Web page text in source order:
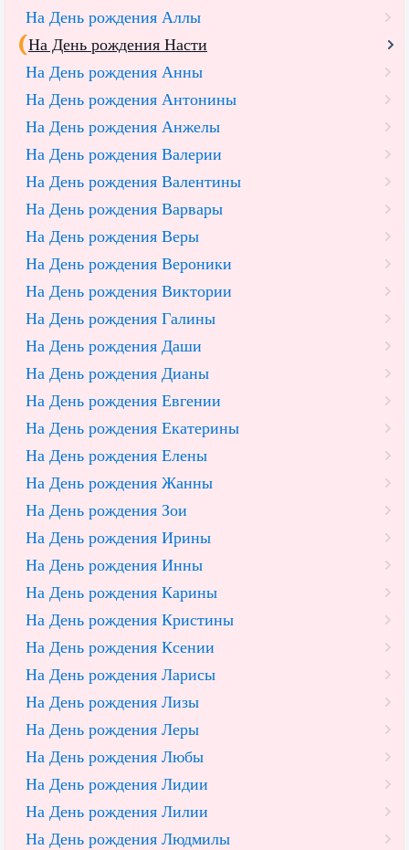
На День рождения Аллы
На День рождения Насти
На День рождения Анны
На День рождения Антонины
На День рождения Анжелы
На День рождения Валерии
На День рождения Валентины
На День рождения Варвары
На День рождения Веры
На День рождения Вероники
На День рождения Виктории
На День рождения Галины
На День рождения Даши
На День рождения Дианы
На День рождения Евгении
На День рождения Екатерины
На День рождения Елены
На День рождения Жанны
На День рождения Зои
На День рождения Ирины
На День рождения Инны
На День рождения Карины
На День рождения Кристины
На День рождения Ксении
На День рождения Ларисы
На День рождения Лизы
На День рождения Леры
На День рождения Любы
На День рождения Лидии
На День рождения Лилии
На День рождения Людмилы